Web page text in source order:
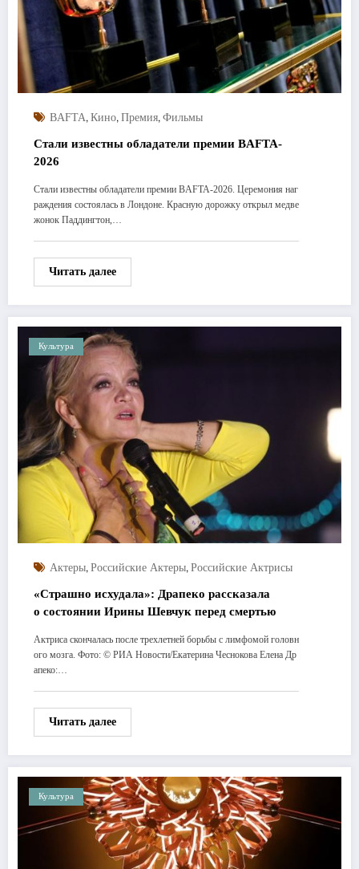
BAFTA, Кино, Премия, Фильмы
Стали известны обладатели премии BAFTA-
2026
Стали известны обладатели премии BAFTA-2026. Церемония наг
раждения состоялась в Лондоне. Красную дорожку открыл медве
жонок Паддингтон,…
Читать далее
Культура
Актеры, Российские Актеры, Российские Актрисы
«Страшно исхудала»: Драпеко рассказала
о состоянии Ирины Шевчук перед смертью
Актриса скончалась после трехлетней борьбы с лимфомой головн
ого мозга. Фото: © РИА Новости/Екатерина Чеснокова Елена Др
апеко:…
Читать далее
Культура